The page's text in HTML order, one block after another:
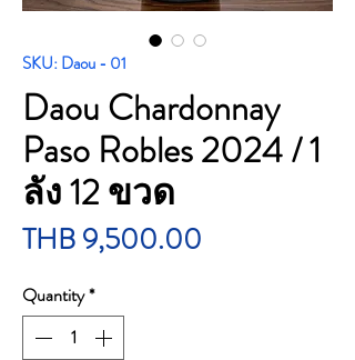
SKU: Daou - 01
Daou Chardonnay
Paso Robles 2024 / 1
ลัง 12 ขวด
THB 9,500.00
Quantity*